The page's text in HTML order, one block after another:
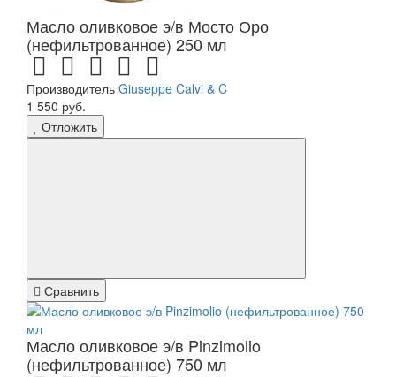
Масло оливковое э/в Мосто Оро
(нефильтрованное) 250 мл
Производитель Giuseppe Calvi & C
1 550 руб.
Отложить
Сравнить
Масло оливковое э/в Pinzimolio
(нефильтрованное) 750 мл